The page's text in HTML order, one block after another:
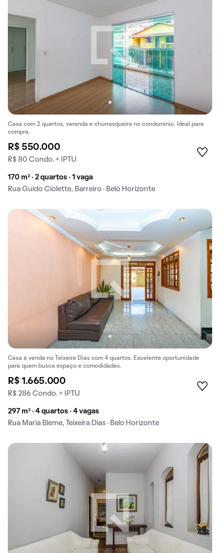
Casa com 2 quartos, varanda e churrasqueira no condomínio. Ideal para
compra.
R$ 550.000
R$ 80 Condo. + IPTU
170 m² · 2 quartos · 1 vaga
Rua Guido Ciolette, Barreiro · Belo Horizonte
Casa à venda no Teixeira Dias com 4 quartos. Excelente oportunidade
para quem busca espaço e comodidades.
R$ 1.665.000
R$ 286 Condo. + IPTU
297 m² · 4 quartos · 4 vagas
Rua Maria Bleme, Teixeira Dias · Belo Horizonte